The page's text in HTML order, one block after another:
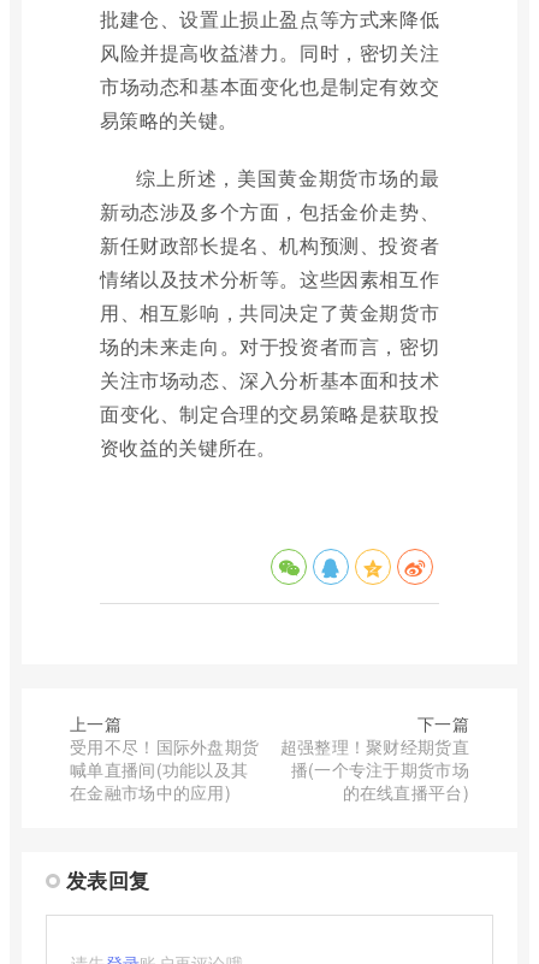
批建仓、设置止损止盈点等方式来降低
风险并提高收益潜力。同时，密切关注
市场动态和基本面变化也是制定有效交
易策略的关键。
综上所述，美国黄金期货市场的最
新动态涉及多个方面，包括金价走势、
新任财政部长提名、机构预测、投资者
情绪以及技术分析等。这些因素相互作
用、相互影响，共同决定了黄金期货市
场的未来走向。对于投资者而言，密切
关注市场动态、深入分析基本面和技术
面变化、制定合理的交易策略是获取投
资收益的关键所在。
上一篇
受用不尽！国际外盘期货
喊单直播间(功能以及其
在金融市场中的应用)
下一篇
超强整理！聚财经期货直
播(一个专注于期货市场
的在线直播平台)
发表回复